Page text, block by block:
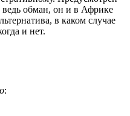
обман, он и в Африке
в каком случае
и нет.
: